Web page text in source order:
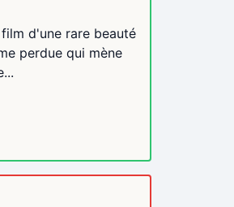
d'une rare beauté
perdue qui mène